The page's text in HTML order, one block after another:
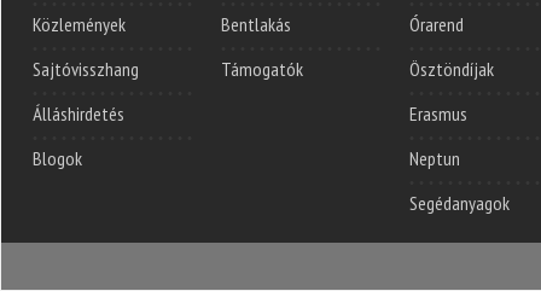
Közlemények
Sajtóvisszhang
Álláshirdetés
Blogok
Bentlakás
Támogatók
Órarend
Ösztöndíjak
Erasmus
Neptun
Segédanyagok